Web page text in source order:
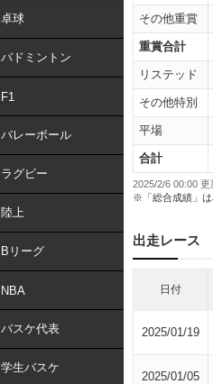
卓球
バドミントン
F1
バレーボール
ラグビー
陸上
Bリーグ
NBA
バスケ代表
学生バスケ
その他重賞
重賞合計
リステッド
その他特別
平場
合計
2025/2/6 00:00 更
※「総合成績」は
出走レース
日付
2025/01/19
2025/01/05